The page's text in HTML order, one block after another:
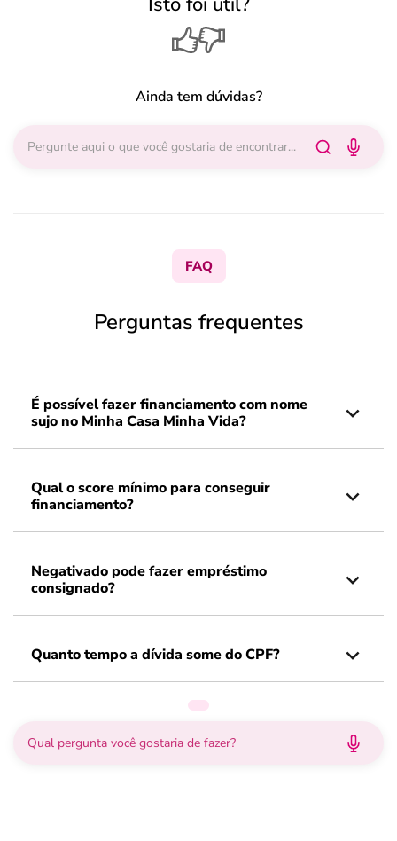
Ainda tem dúvidas?
FAQ
Perguntas frequentes
É possível fazer financiamento com nome
sujo no Minha Casa Minha Vida?
Qual o score mínimo para conseguir
financiamento?
Negativado pode fazer empréstimo
consignado?
Quanto tempo a dívida some do CPF?